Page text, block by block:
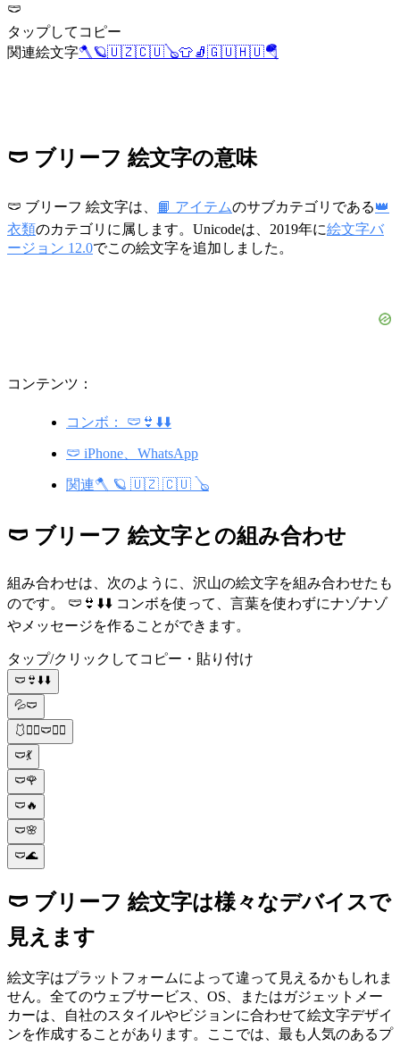
🩲
タップしてコピー
関連絵文字🪓🪐🇺🇿🇨🇺🪕👕🧦🇬🇺🇭🇺🪂
🩲 ブリーフ 絵文字の意味
🩲 ブリーフ 絵文字は、 📙 アイテムのサブカテゴリである👑
衣類のカテゴリに属します。Unicodeは、2019年に絵文字バ
ージョン 12.0でこの絵文字を追加しました。
コンテンツ：
コンボ： 🩲👙⬇️⬇️
🩲 iPhone、WhatsApp
関連🪓 🪐 🇺🇿 🇨🇺 🪕
🩲 ブリーフ 絵文字との組み合わせ
組み合わせは、次のように、沢山の絵文字を組み合わせたも
のです。 🩲👙⬇️⬇️ コンボを使って、言葉を使わずにナゾナゾ
やメッセージを作ることができます。
タップ/クリックしてコピー・貼り付け
🩲👙⬇️⬇️
💦🩲
🩱🏊‍♀️🩲🏊‍♂️
🩲💃
🩲🌹
🩲🔥
🩲🌸
🩲🌊
🩲 ブリーフ 絵文字は様々なデバイスで
見えます
絵文字はプラットフォームによって違って見えるかもしれま
せん。全てのウェブサービス、OS、またはガジェットメー
カーは、自社のスタイルやビジョンに合わせて絵文字デザイ
ンを作成することがあります。ここでは、最も人気のあるプ